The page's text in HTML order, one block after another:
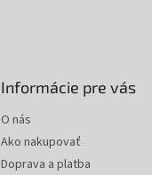
Informácie pre vás
O nás
Ako nakupovať
Doprava a platba